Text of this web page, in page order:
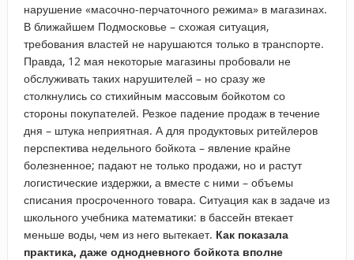
нарушение «масочно-перчаточного режима» в магазинах.
В ближайшем Подмосковье – схожая ситуация,
требования властей не нарушаются только в транспорте.
Правда, 12 мая некоторые магазины пробовали не
обслуживать таких нарушителей – но сразу же
столкнулись со стихийным массовым бойкотом со
стороны покупателей. Резкое падение продаж в течение
дня – штука неприятная. А для продуктовых ритейлеров
перспектива недельного бойкота – явление крайне
болезненное; падают не только продажи, но и растут
логистические издержки, а вместе с ними – объемы
списания просроченного товара. Ситуация как в задаче из
школьного учебника математики: в бассейн втекает
меньше воды, чем из него вытекает. Как показала
практика, даже однодневного бойкота вполне